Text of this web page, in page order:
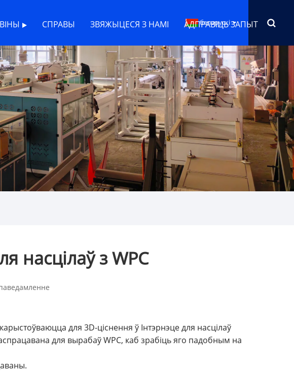
СПРАВЫ ЗВЯЖЫЦЕСЯ З НАМІ АДПРАВІЦЬ ЗАПЫТ
беларускі
насцілаў з WPC
для 3D-ціснення ў Інтэрнэце для насцілаў
для вырабаў WPC, каб зрабіць яго падобным на